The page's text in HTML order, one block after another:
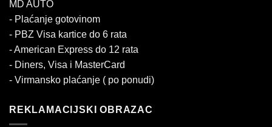
MD AUTO
- Plaćanje gotovinom
- PBZ Visa kartice do 6 rata
- American Express do 12 rata
- Diners, Visa i MasterCard
- Virmansko plaćanje ( po ponudi)
REKLAMACIJSKI OBRAZAC